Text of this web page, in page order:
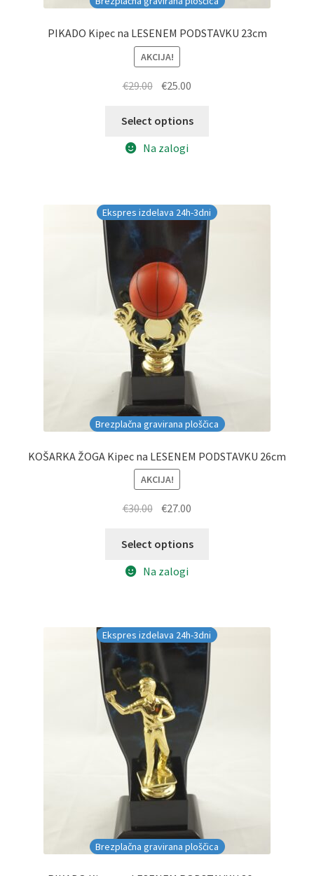
PIKADO Kipec na LESENEM PODSTAVKU 23cm
AKCIJA!
€29.00 Izvirna
je
€29.00.
€25.00
je:
Select options
Na zalogi
Brezplačna gravirana ploščica
Ekspres izdelava 24h-3dni
KOŠARKA ŽOGA Kipec na LESENEM PODSTAVKU 26cm
AKCIJA!
€30.00 Izvirna
je
€30.00.
€27.00
je:
Select options
Na zalogi
Brezplačna gravirana ploščica
Ekspres izdelava 24h-3dni